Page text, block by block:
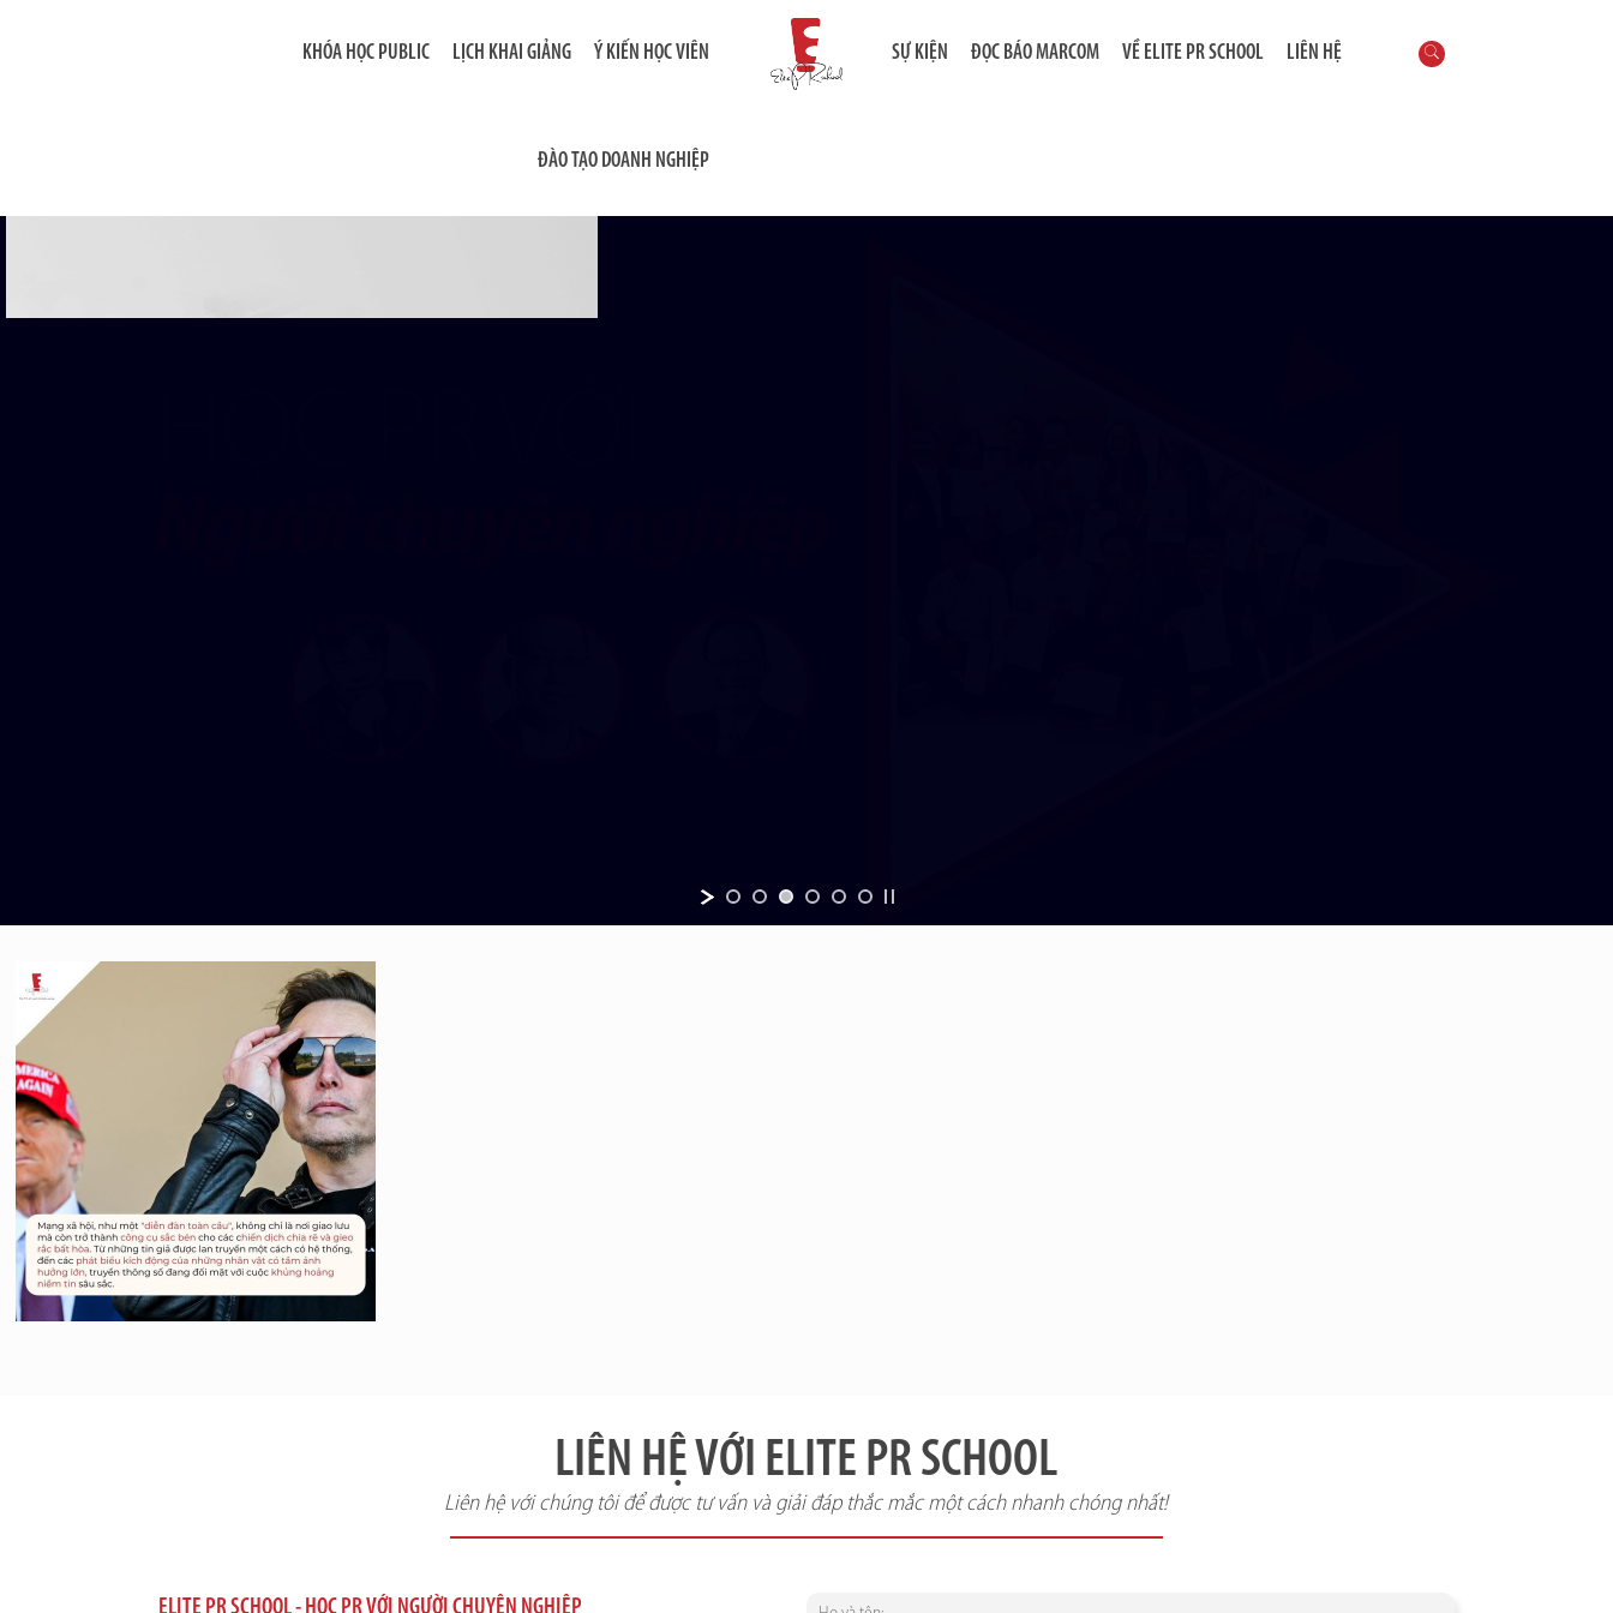
KHÓA HỌC PUBLIC LỊCH KHAI GIẢNG Ý KIẾN HỌC VIÊN
ĐÀO TẠO DOANH NGHIỆP
SỰ KIỆN ĐỌC BÁO MARCOM VỀ ELITE PR SCHOOL LIÊN HỆ
LIÊN HỆ VỚI ELITE PR SCHOOL
Liên hệ với chúng tôi để được tư vấn và giải đáp thắc mắc một cách nhanh chóng nhất!
ELITE PR SCHOOL - HỌC PR VỚI NGƯỜI CHUYÊN NGHIỆP